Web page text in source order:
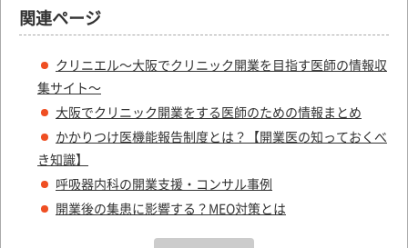
関連ページ
クリニエル～大阪でクリニック開業を目指す医師の情報収
集サイト～
大阪でクリニック開業をする医師のための情報まとめ
かかりつけ医機能報告制度とは？【開業医の知っておくべ
き知識】
呼吸器内科の開業支援・コンサル事例
開業後の集患に影響する？MEO対策とは